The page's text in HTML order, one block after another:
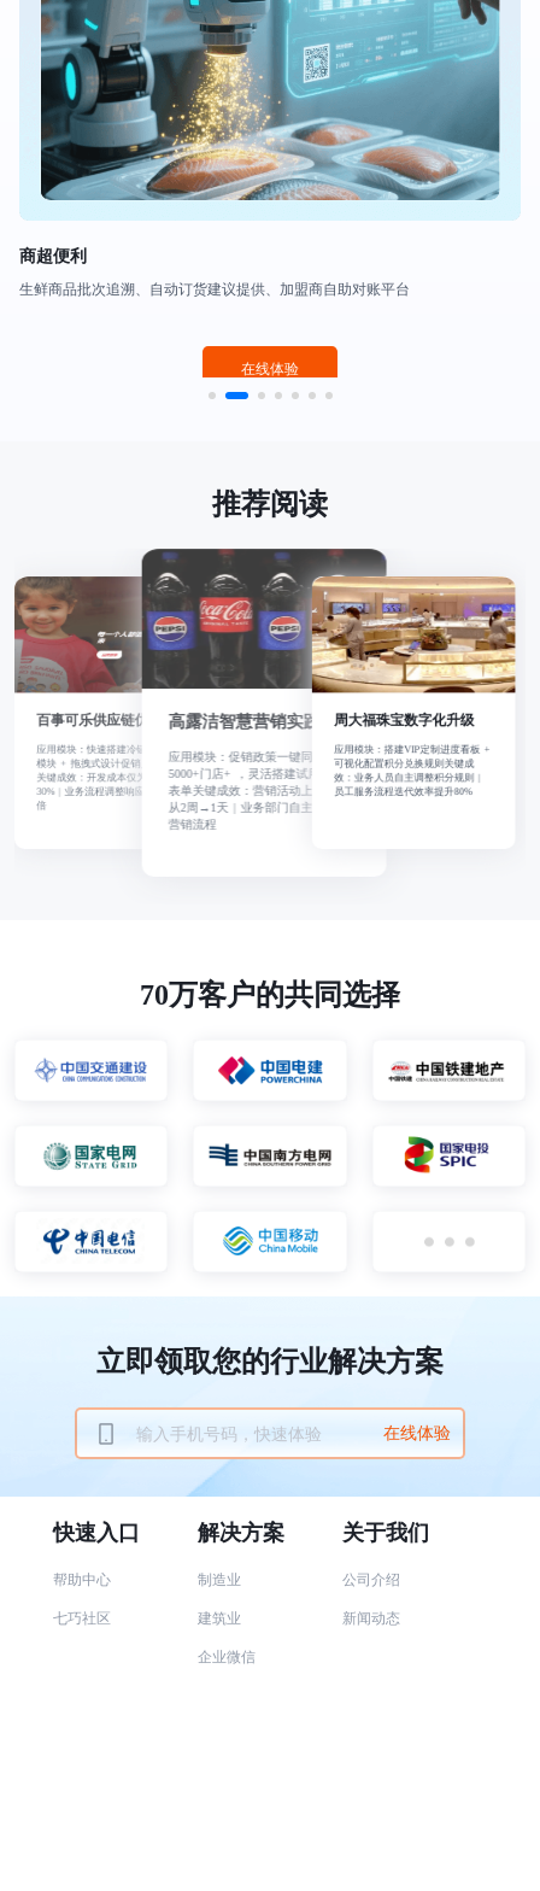
商超便利
生鲜商品批次追溯、自动订货建议提供、加盟商自助对账平台
在线体验
推荐阅读
周大福珠宝数字化升级
应用模块：搭建VIP定制进度看板 +
可视化配置积分兑换规则关键成
效：业务人员自主调整积分规则 |
员工服务流程迭代效率提升80%
百事可乐供应链优化
应用模块：快速搭建冷链异常预警
模块 + 拖拽式设计促销员考核看板
关键成效：开发成本仅为传统方式
30% | 业务流程调整响应速度提升5
高露洁智慧营销实践
应用模块：促销政策一键同步
5000+门店+ ，灵活搭建试用装申领
表单关键成效：营销活动上线周期
从2周→1天 | 业务部门自主管理90%
营销流程
70万客户的共同选择
立即领取您的行业解决方案
在线体验
快速入口
帮助中心
七巧社区
解决方案
制造业
建筑业
企业微信
关于我们
公司介绍
新闻动态